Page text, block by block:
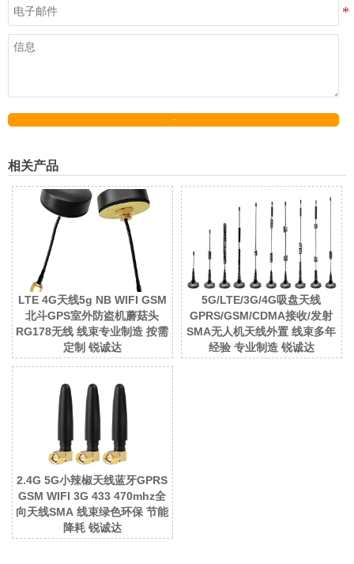
相关产品
LTE 4G天线5g NB WIFI GSM
北斗GPS室外防盗机蘑菇头
RG178无线 线束专业制造 按需
定制 锐诚达
5G/LTE/3G/4G吸盘天线
GPRS/GSM/CDMA接收/发射
SMA无人机天线外置 线束多年
经验 专业制造 锐诚达
2.4G 5G小辣椒天线蓝牙GPRS
GSM WIFI 3G 433 470mhz全
向天线SMA 线束绿色环保 节能
降耗 锐诚达